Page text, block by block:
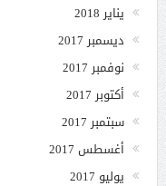
يناير 2018
ديسمبر 2017
نوفمبر 2017
أكتوبر 2017
سبتمبر 2017
أغسطس 2017
يوليو 2017